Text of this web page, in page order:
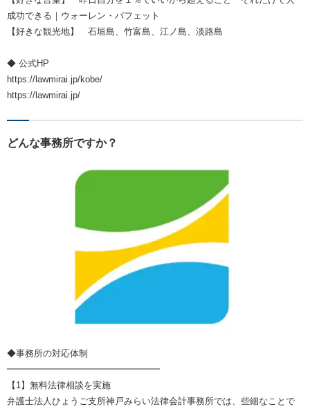
成功できる｜ウォーレン・バフェット
【好きな観光地】 石垣島、竹富島、江ノ島、淡路島
◆ 公式HP
https://lawmirai.jp/kobe/
https://lawmirai.jp/
どんな事務所ですか？
◆事務所の対応体制
━━━━━━━━━━━━━━━━━
【1】無料法律相談を実施
弁護士法人ひょうご支所神戸みらい法律会計事務所では、些細なことで